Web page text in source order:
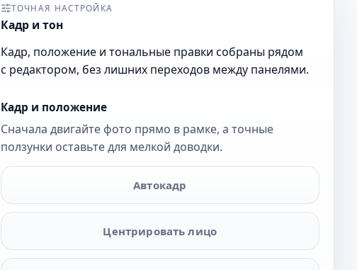
ТОЧНАЯ НАСТРОЙКА
Кадр и тон
Кадр, положение и тональные правки собраны рядом
с редактором, без лишних переходов между панелями.
Кадр и положение
Сначала двигайте фото прямо в рамке, а точные
ползунки оставьте для мелкой доводки.
Автокадр
Центрировать лицо